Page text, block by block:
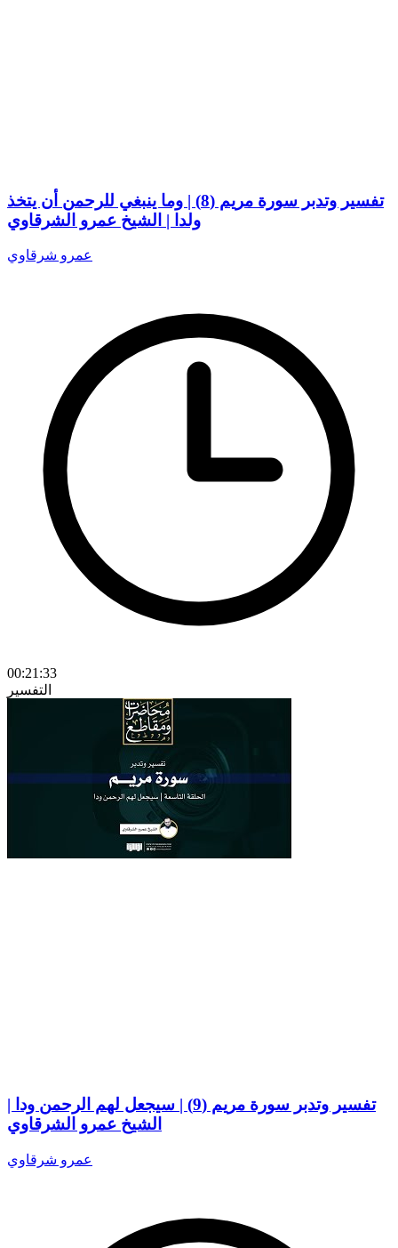
تفسير وتدبر سورة مريم (8) | وما ينبغي للرحمن أن يتخذ
ولدا | الشيخ عمرو الشرقاوي
عمرو شرقاوي
00:21:33
التفسير
تفسير وتدبر سورة مريم (9) | سيجعل لهم الرحمن ودا |
الشيخ عمرو الشرقاوي
عمرو شرقاوي